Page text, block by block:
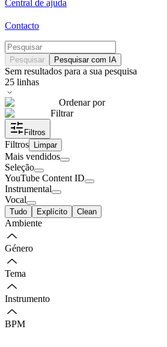
Central de ajuda
Contacto
Pesquisar Pesquisar com IA
Sem resultados para a sua pesquisa
25 linhas
Ordenar por
Filtrar
Filtros
Filtros Limpar
Mais vendidos
Seleção
YouTube Content ID
Instrumental
Vocal
Tudo Explícito Clean
Ambiente
Género
Tema
Instrumento
BPM